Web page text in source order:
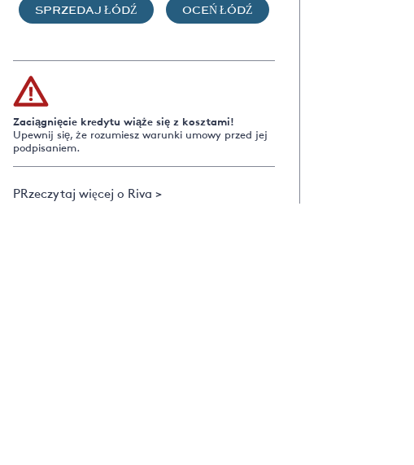
SPRZEDAJ ŁÓDŹ OCEŃ ŁÓDŹ
Zaciągnięcie kredytu wiąże się z kosztami!
Upewnij się, że rozumiesz warunki umowy przed jej
podpisaniem.
PRzeczytaj więcej o Riva >